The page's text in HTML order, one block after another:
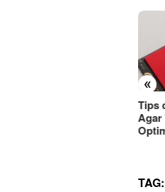
«
8
TAG: